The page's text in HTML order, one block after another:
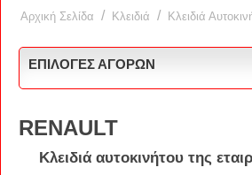
Αρχική Σελίδα / Κλειδιά / Κλειδιά
ΕΠΙΛΟΓΈΣ ΑΓΟΡΏΝ
RENAULT
Κλειδιά αυτοκινήτου της